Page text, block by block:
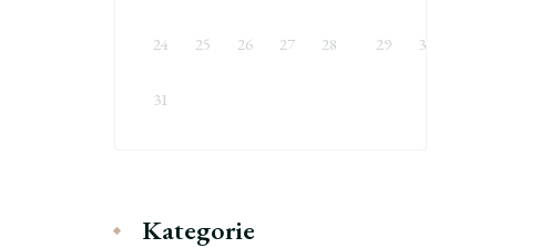
24 25 26 27 28 29 30
31
Kategorie